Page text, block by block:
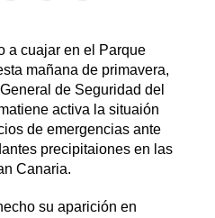
a cuajar en el Parque
mañana de primavera,
de Seguridad del
activa la situaión
de emergencias ante
precipitaiones en las
Canaria.
su aparición en